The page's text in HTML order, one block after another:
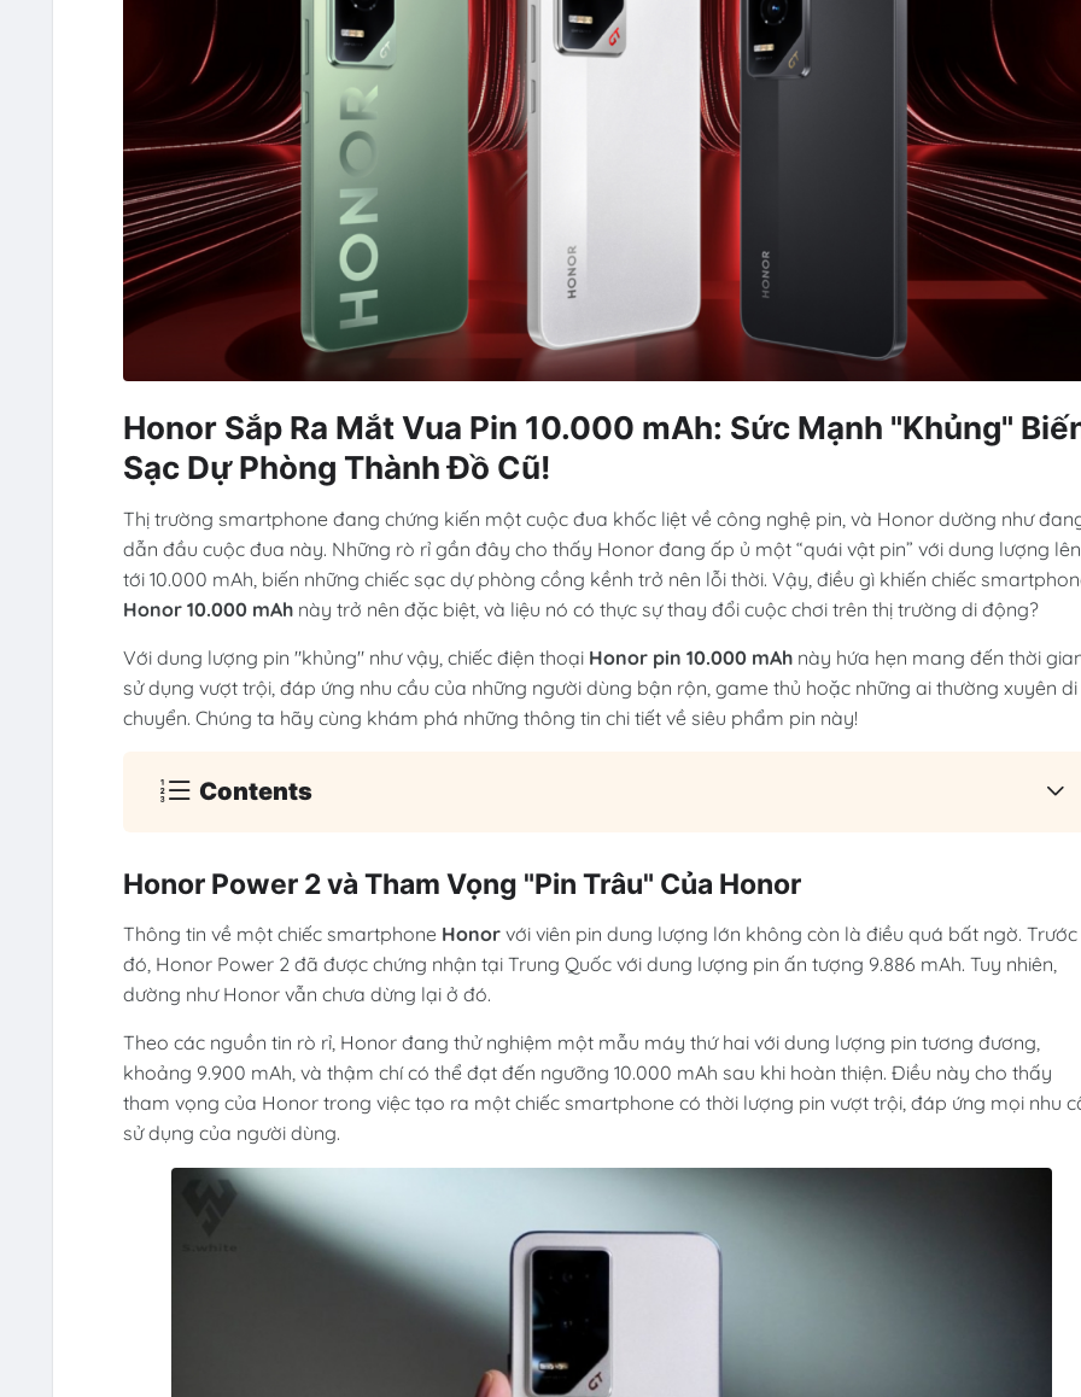
Honor Sắp Ra Mắt Vua Pin 10.000 mAh: Sức Mạnh "Khủng"
Sạc Dự Phòng Thành Đồ Cũ!
Thị trường smartphone đang chứng kiến một cuộc đua khốc liệt về công nghệ pin, và Honor dường như
dẫn đầu cuộc đua này. Những rò rỉ gần đây cho thấy Honor đang ấp ủ một “quái vật pin” với dung lượng lên
tới 10.000 mAh, biến những chiếc sạc dự phòng cồng kềnh trở nên lỗi thời. Vậy, điều gì khiến chiếc
Honor 10.000 mAhnày trở nên đặc biệt, và liệu nó có thực sự thay đổi cuộc chơi trên thị trường di động?
Với dung lượng pin "khủng" như vậy, chiếc điện thoại Honor pin 10.000 mAhnày hứa hẹn mang đến thời
sử dụng vượt trội, đáp ứng nhu cầu của những người dùng bận rộn, game thủ hoặc những ai thường xuyên di
chuyển. Chúng ta hãy cùng khám phá những thông tin chi tiết về siêu phẩm pin này!
Contents
Honor Power 2 và Tham Vọng "Pin Trâu" Của Honor
Thông tin về một chiếc smartphone Honorvới viên pin dung lượng lớn không còn là điều quá bất ngờ. Trước
đó, Honor Power 2 đã được chứng nhận tại Trung Quốc với dung lượng pin ấn tượng 9.886 mAh. Tuy nhiên,
dường như Honor vẫn chưa dừng lại ở đó.
Theo các nguồn tin rò rỉ, Honor đang thử nghiệm một mẫu máy thứ hai với dung lượng pin tương đương,
khoảng 9.900 mAh, và thậm chí có thể đạt đến ngưỡng 10.000 mAh sau khi hoàn thiện. Điều này cho thấy
tham vọng của Honor trong việc tạo ra một chiếc smartphone có thời lượng pin vượt trội, đáp ứng mọi nhu
sử dụng của người dùng.